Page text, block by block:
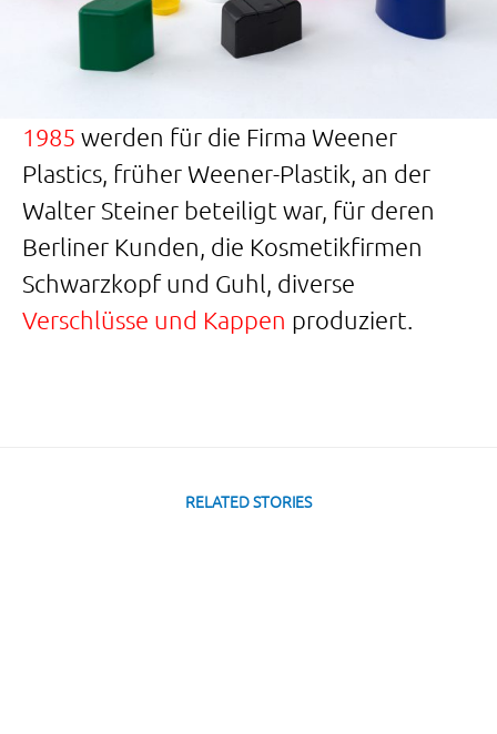
1985 werden für die Firma Weener
Plastics, früher Weener-Plastik, an der
Walter Steiner beteiligt war, für deren
Berliner Kunden, die Kosmetikfirmen
Schwarzkopf und Guhl, diverse
Verschlüsse und Kappen produziert.
RELATED STORIES